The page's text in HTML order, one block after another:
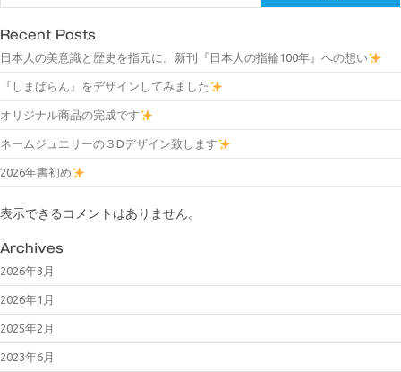
Recent Posts
日本人の美意識と歴史を指元に。新刊『日本人の指輪100年』への想い
『しまばらん』をデザインしてみました
オリジナル商品の完成です
ネームジュエリーの３Dデザイン致します
2026年書初め
表示できるコメントはありません。
Archives
2026年3月
2026年1月
2025年2月
2023年6月